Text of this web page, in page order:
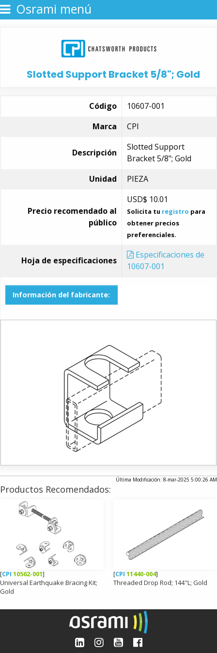
Osrami menú
Slotted Support Bracket 5/8"; Gold
Código
10607-001
Marca
CPI
Descripción
Slotted Support
Bracket 5/8"; Gold
Unidad
PIEZA
Precio recomendado al
público
USD$ 10.01
Solicita tu registro para
obtener precios
preferenciales.
Hoja de especificaciones
Especificaciones de
10607-001
Información del fabricante:
Última Modificación: 8-mar-2025 5:00:26 AM
Productos Recomendados:
[CPI 10562-001]
Universal Earthquake Bracing Kit;
Gold
[CPI 11440-004]
Threaded Drop Rod; 144"L; Gold